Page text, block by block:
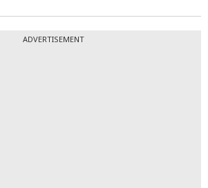
ADVERTISEMENT